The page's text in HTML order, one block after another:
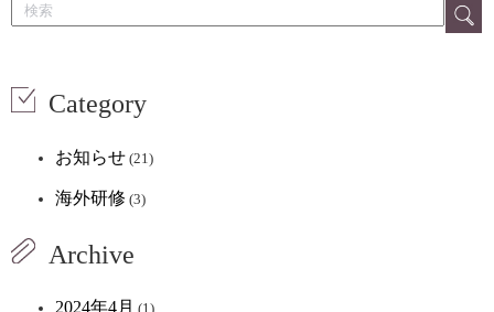
Category
お知らせ (21)
海外研修 (3)
Archive
2024年4月 (1)